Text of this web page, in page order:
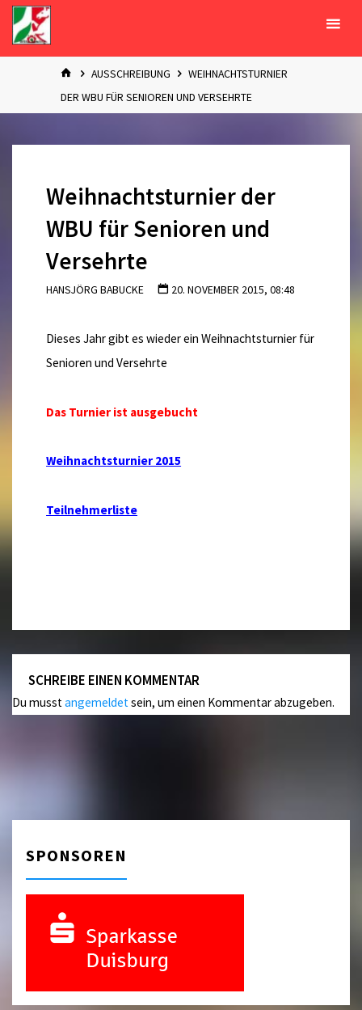
Zum
Inhalt
springen
STARTAUSSCHREIBUNG
WEIHNACHTSTURNIER
DER WBU FÜR SENIOREN UND VERSEHRTE
Weihnachtsturnier der
WBU für Senioren und
Versehrte
HANSJÖRG BABUCKE 20. NOVEMBER 2015, 08:48
Dieses Jahr gibt es wieder ein Weihnachtsturnier für
Senioren und Versehrte
Das Turnier ist ausgebucht
Weihnachtsturnier 2015
Teilnehmerliste
SCHREIBE EINEN KOMMENTAR
Du musstangemeldetsein, um einen Kommentar abzugeben.
SPONSOREN